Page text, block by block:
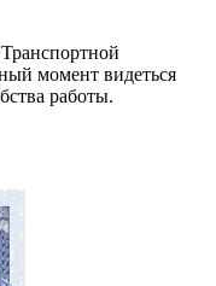
момент видеться
работы.